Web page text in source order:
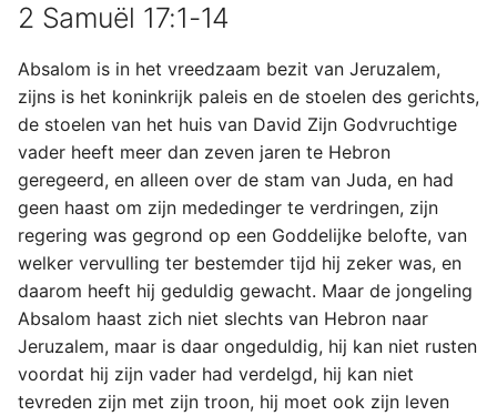
2 Samuël 17:1-14
Absalom is in het vreedzaam bezit van Jeruzalem,
zijns is het koninkrijk paleis en de stoelen des gerichts,
de stoelen van het huis van David Zijn Godvruchtige
vader heeft meer dan zeven jaren te Hebron
geregeerd, en alleen over de stam van Juda, en had
geen haast om zijn mededinger te verdringen, zijn
regering was gegrond op een Goddelijke belofte, van
welker vervulling ter bestemder tijd hij zeker was, en
daarom heeft hij geduldig gewacht. Maar de jongeling
Absalom haast zich niet slechts van Hebron naar
Jeruzalem, maar is daar ongeduldig, hij kan niet rusten
voordat hij zijn vader had verdelgd, hij kan niet
tevreden zijn met zijn troon, hij moet ook zijn leven